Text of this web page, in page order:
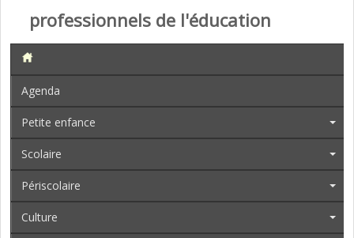
professionnels de l'éducation
Agenda
Petite enfance
Scolaire
Périscolaire
Culture